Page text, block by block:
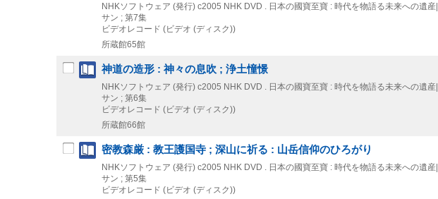
NHKソフトウェア (発行) c2005 NHK DVD . 日本の國寶至寶 : 時代を物語る未来への遺
サン ; 第7集
ビデオレコード (ビデオ (ディスク))
所蔵館65館
神道の造形 : 神々の息吹 ; 浄土憧憬
NHKソフトウェア (発行) c2005 NHK DVD . 日本の國寶至寶 : 時代を物語る未来への遺
サン ; 第6集
ビデオレコード (ビデオ (ディスク))
所蔵館66館
密教森厳 : 教王護国寺 ; 深山に祈る : 山岳信仰のひろがり
NHKソフトウェア (発行) c2005 NHK DVD . 日本の國寶至寶 : 時代を物語る未来への遺
サン ; 第5集
ビデオレコード (ビデオ (ディスク))